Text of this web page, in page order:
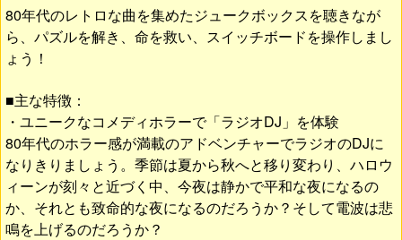
80年代のレトロな曲を集めたジュークボックスを聴きなが
ら、パズルを解き、命を救い、スイッチボードを操作しまし
ょう！
■主な特徴：
・ユニークなコメディホラーで「ラジオDJ」を体験
80年代のホラー感が満載のアドベンチャーでラジオのDJに
なりきりましょう。季節は夏から秋へと移り変わり、ハロウ
ィーンが刻々と近づく中、今夜は静かで平和な夜になるの
か、それとも致命的な夜になるのだろうか？そして電波は悲
鳴を上げるのだろうか？